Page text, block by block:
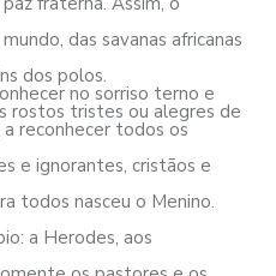
das savanas africanas
dos polos.
no sorriso terno e
rostos tristes ou alegres de
reconhecer todos os
e ignorantes, cristãos e
todos nasceu o Menino.
a Herodes, aos